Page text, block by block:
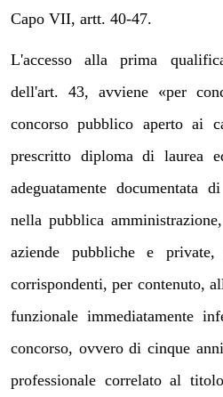
Capo VII, artt. 40-47.
L'accesso alla prima
dell'art. 43, avviene «per
concorso pubblico aperto ai
prescritto diploma di laurea
adeguatamente documentata
nella pubblica
aziende pubbliche e
corrispondenti, per contenuto,
funzionale immediatamente
concorso, ovvero di cinque
professionale correlato al